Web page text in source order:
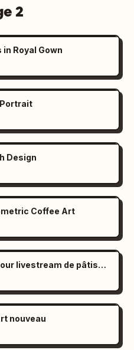
2
Royal Gown
Design
Coffee Art
Système de couverture pour livestream de pâtisserie
nouveau